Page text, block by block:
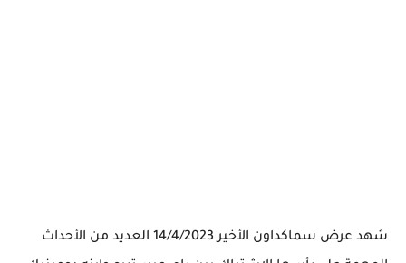
شهد عرض سماكداون الأخير 14/4/2023 العديد من الأحداث